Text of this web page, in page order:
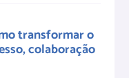
transformar o
colaboração